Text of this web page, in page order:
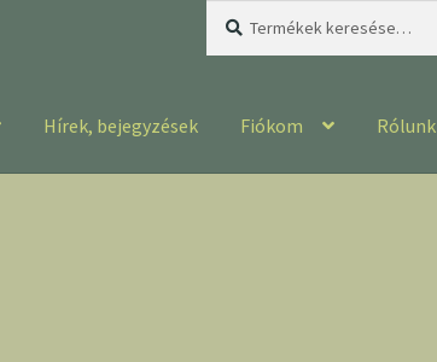
Hírek, bejegyzések Fiókom Rólunk